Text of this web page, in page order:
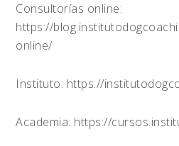
Consultorías online:
https://
online/
Instituto: https://
Academia: https://